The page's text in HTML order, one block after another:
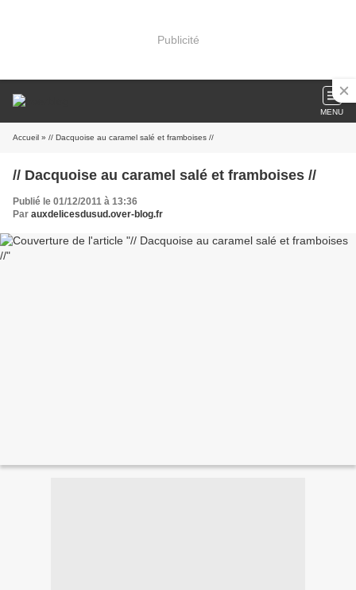
Publicité
MENU
Accueil » // Dacquoise au caramel salé et framboises //
// Dacquoise au caramel salé et framboises //
Publié le 01/12/2011 à 13:36
Par auxdelicesdusud.over-blog.fr